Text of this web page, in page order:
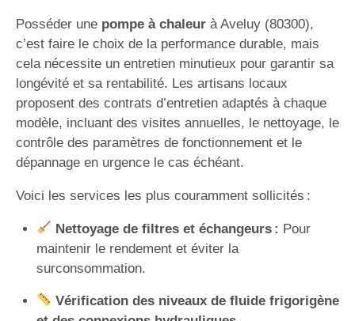
Posséder une pompe à chaleur à Aveluy (80300),
c’est faire le choix de la performance durable, mais
cela nécessite un entretien minutieux pour garantir sa
longévité et sa rentabilité. Les artisans locaux
proposent des contrats d’entretien adaptés à chaque
modèle, incluant des visites annuelles, le nettoyage, le
contrôle des paramètres de fonctionnement et le
dépannage en urgence le cas échéant.
Voici les services les plus couramment sollicités :
Nettoyage de filtres et échangeurs : Pour
maintenir le rendement et éviter la
surconsommation.
Vérification des niveaux de fluide frigorigène